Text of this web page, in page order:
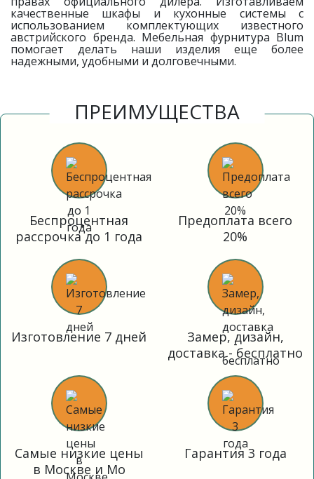
качественные шкафы и кухонные системы с
использованием комплектующих известного
австрийского бренда. Мебельная фурнитура Blum
помогает делать наши изделия еще более
надежными, удобными и долговечными.
ПРЕИМУЩЕСТВА
Беспроцентная
рассрочка до 1 года
Предоплата всего
20%
Изготовление 7 дней
Замер, дизайн,
доставка - бесплатно
Самые низкие цены
в Москве и Мо
Гарантия 3 года